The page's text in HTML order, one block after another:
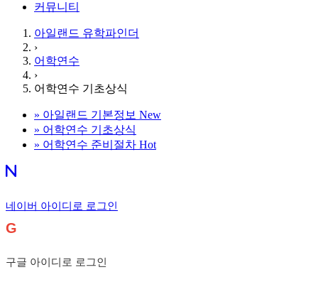
커뮤니티
아일랜드 유학파인더
›
어학연수
›
어학연수 기초상식
» 아일랜드 기본정보 New
» 어학연수 기초상식
» 어학연수 준비절차 Hot
네이버 아이디로 로그인
G
구글 아이디로 로그인